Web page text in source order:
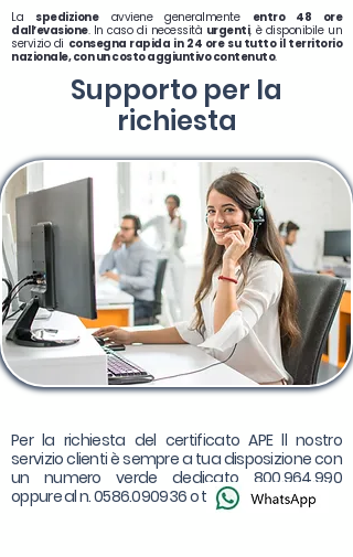
La spedizioneavviene generalmente entro 48 ore
dall’evasione. In caso di necessità urgenti, è disponibile un
servizio di consegna rapida in 24 ore su tutto il territorio
nazionale, con un costo aggiuntivo contenuto.
Supporto per la
richiesta
Per la richiesta del certificato APE ll nostro
servizio clienti è sempre a tua disposizione con
un numero verde dedicato 800.964.990
oppure al n.0586.090936o tramite